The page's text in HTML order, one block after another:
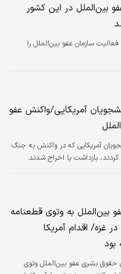
بین‌الملل در این کشور
سازمان عفو بین‌الملل را
آمریکایی/واکنش عفو
آمریکایی که در واکنش به جنگ
بازداشت یا اخراج شدند.
بین‌الملل به وتوی قطعنامه
غزه/ اقدام آمریکا
بود
حقوق بشری عفو بین‌الملل وتوی